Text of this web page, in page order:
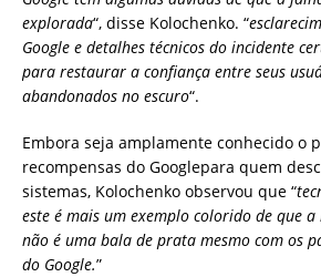
explorada“, disse Kolochenko. “
Google e detalhes técnicos do incidente
para restaurar a confiança entre seus
abandonados no escuro“.
Embora seja amplamente conhecido o
recompensas do Googlepara quem
sistemas, Kolochenko observou que “
este é mais um exemplo colorido de que a
não é uma bala de prata mesmo com os
do Google.”